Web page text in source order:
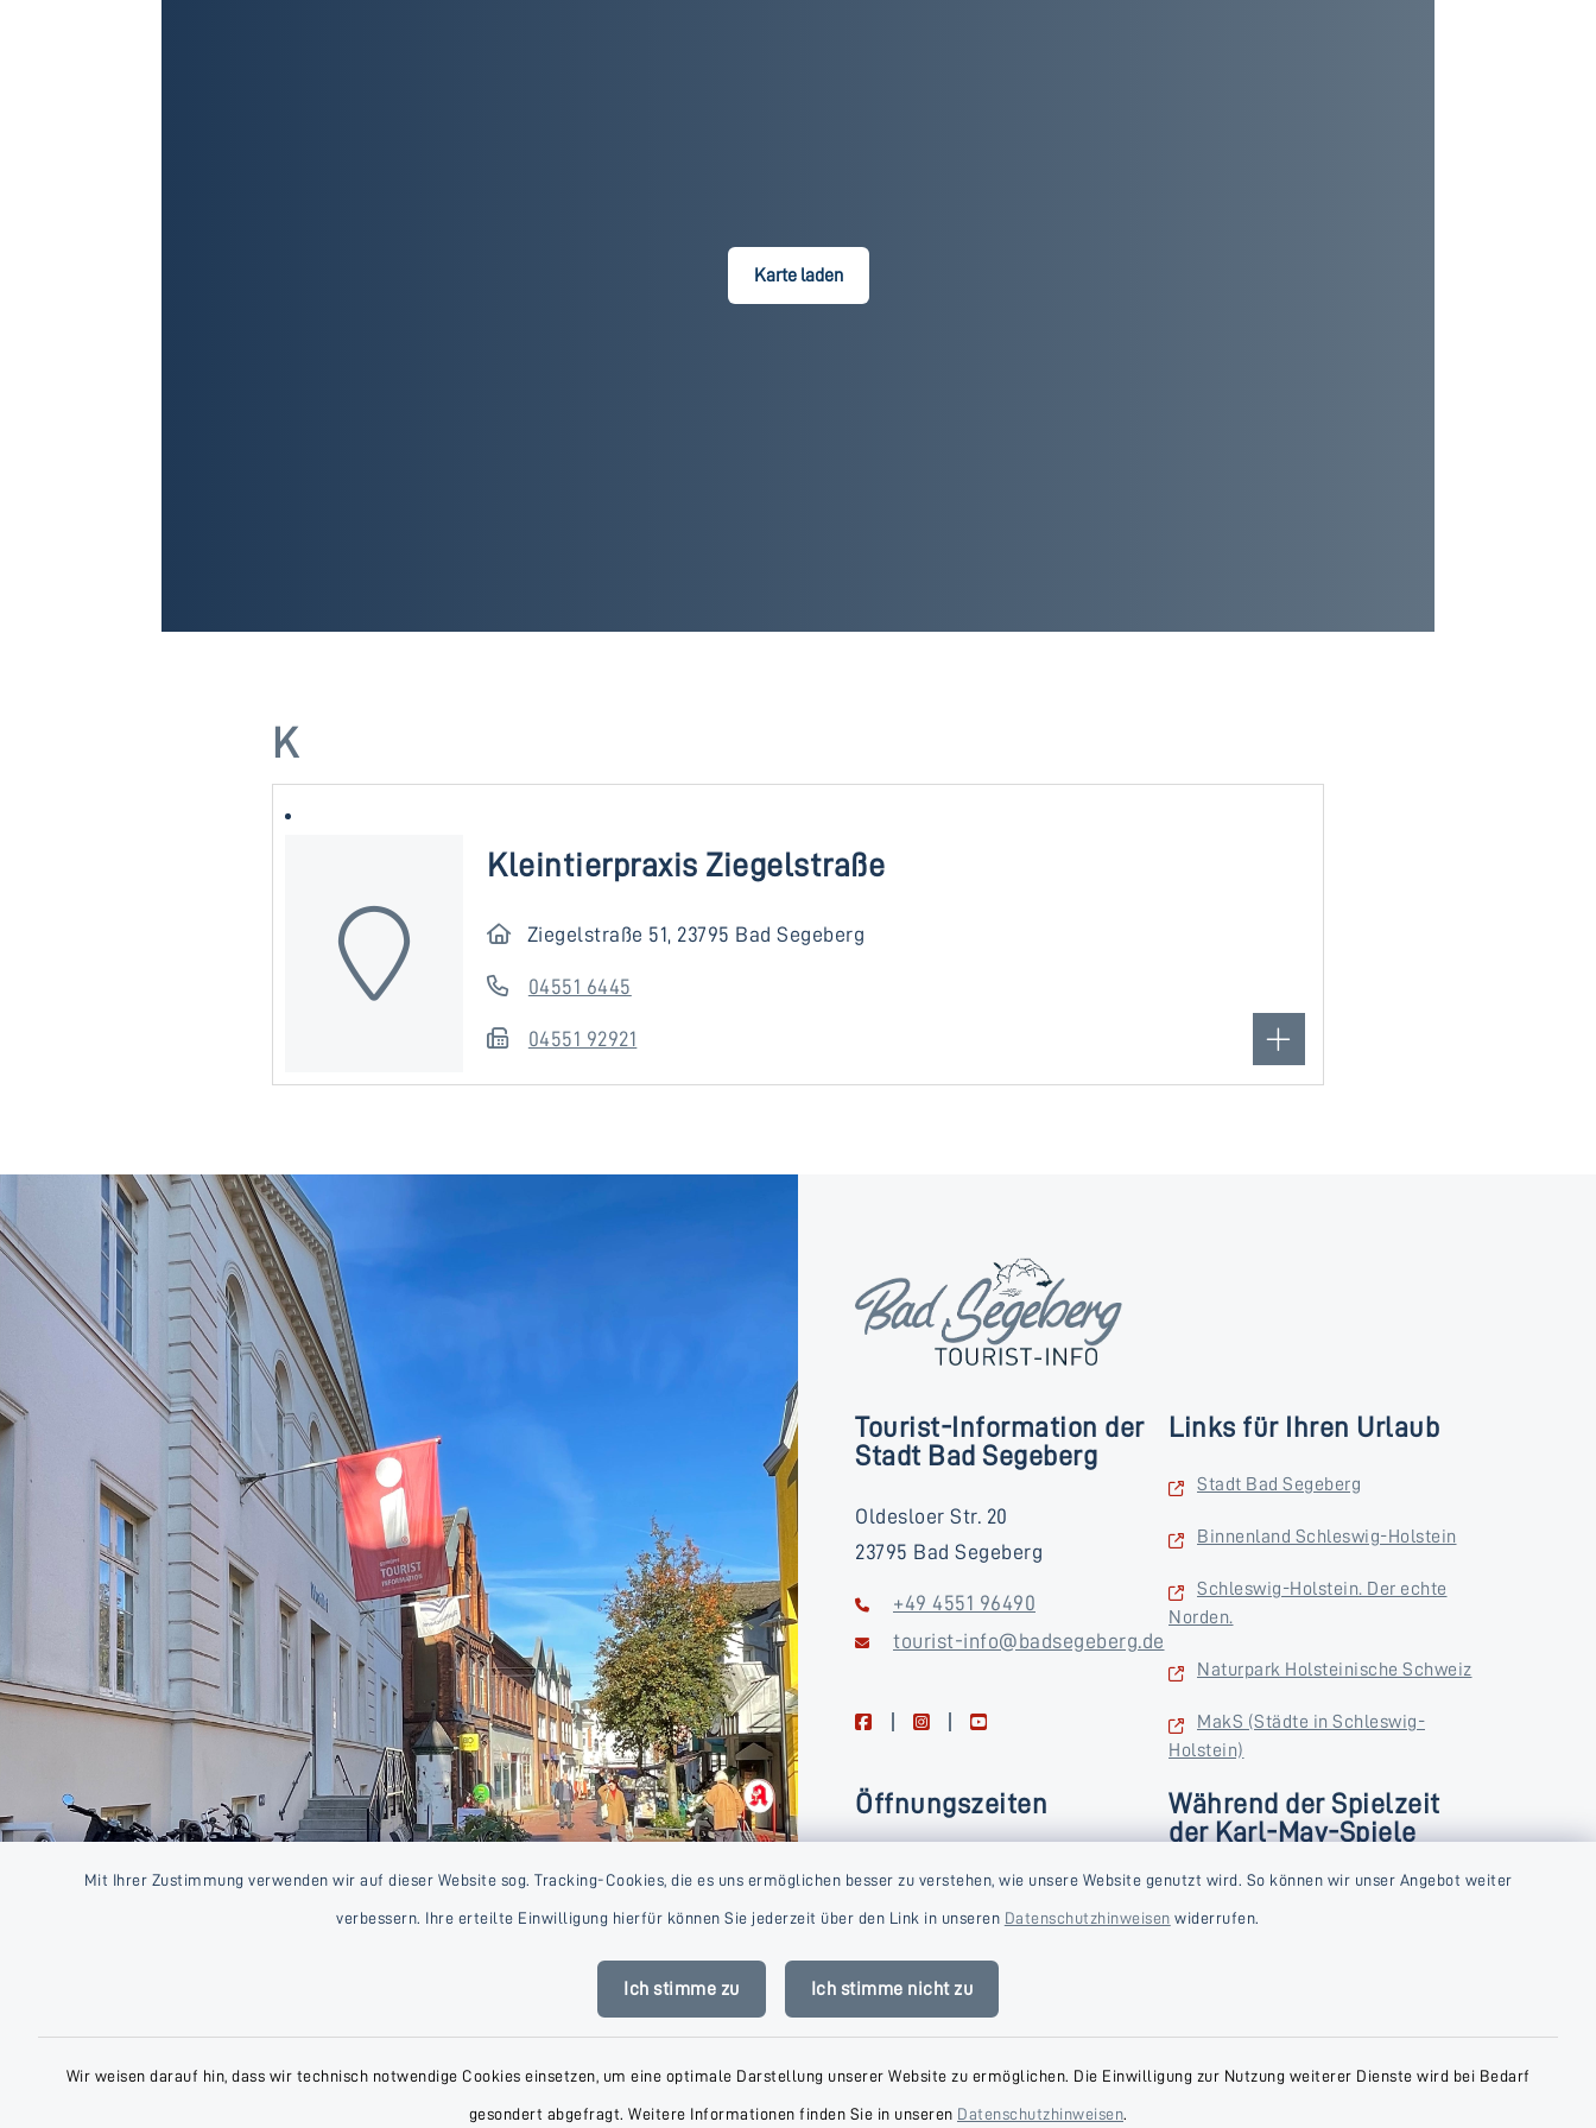
Mit Ihrer Zustimmung verwenden wir auf dieser Website sog. Tracking-Cookies, die es uns ermöglichen besser zu verstehen, wie unsere Website genutzt wird. So können wir unser Angebot weiter
verbessern. Ihre erteilte Einwilligung hierfür können Sie jederzeit über den Link in unseren Datenschutzhinweisen widerrufen.
Ich stimme zu Ich stimme nicht zu
Wir weisen darauf hin, dass wir technisch notwendige Cookies einsetzen, um eine optimale Darstellung unserer Website zu ermöglichen. Die Einwilligung zur Nutzung weiterer Dienste wird bei Bedarf
gesondert abgefragt. Weitere Informationen finden Sie in unseren Datenschutzhinweisen.
Karte laden
K
Kleintierpraxis Ziegelstraße
Ziegelstraße 51, 23795 Bad Segeberg
04551 6445
04551 92921
Tourist-Information der
Stadt Bad Segeberg
Oldesloer Str. 20
23795 Bad Segeberg
+49 4551 96490
tourist-info@badsegeberg.de
facebookinstagramyoutube
Links für Ihren Urlaub
Stadt Bad Segeberg
Binnenland Schleswig-Holstein
Schleswig-Holstein. Der echte
Norden.
Naturpark Holsteinische Schweiz
MakS (Städte in Schleswig-
Holstein)
Öffnungszeiten
Freitag
09:00-16:00 Uhr
Mittwoch
09:00-14:00 Uhr
Während der Spielzeit
der Karl-May-Spiele
Donnerstag und Freitag